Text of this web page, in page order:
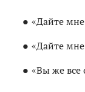
«Дайте
«Дайте
«Вы же все